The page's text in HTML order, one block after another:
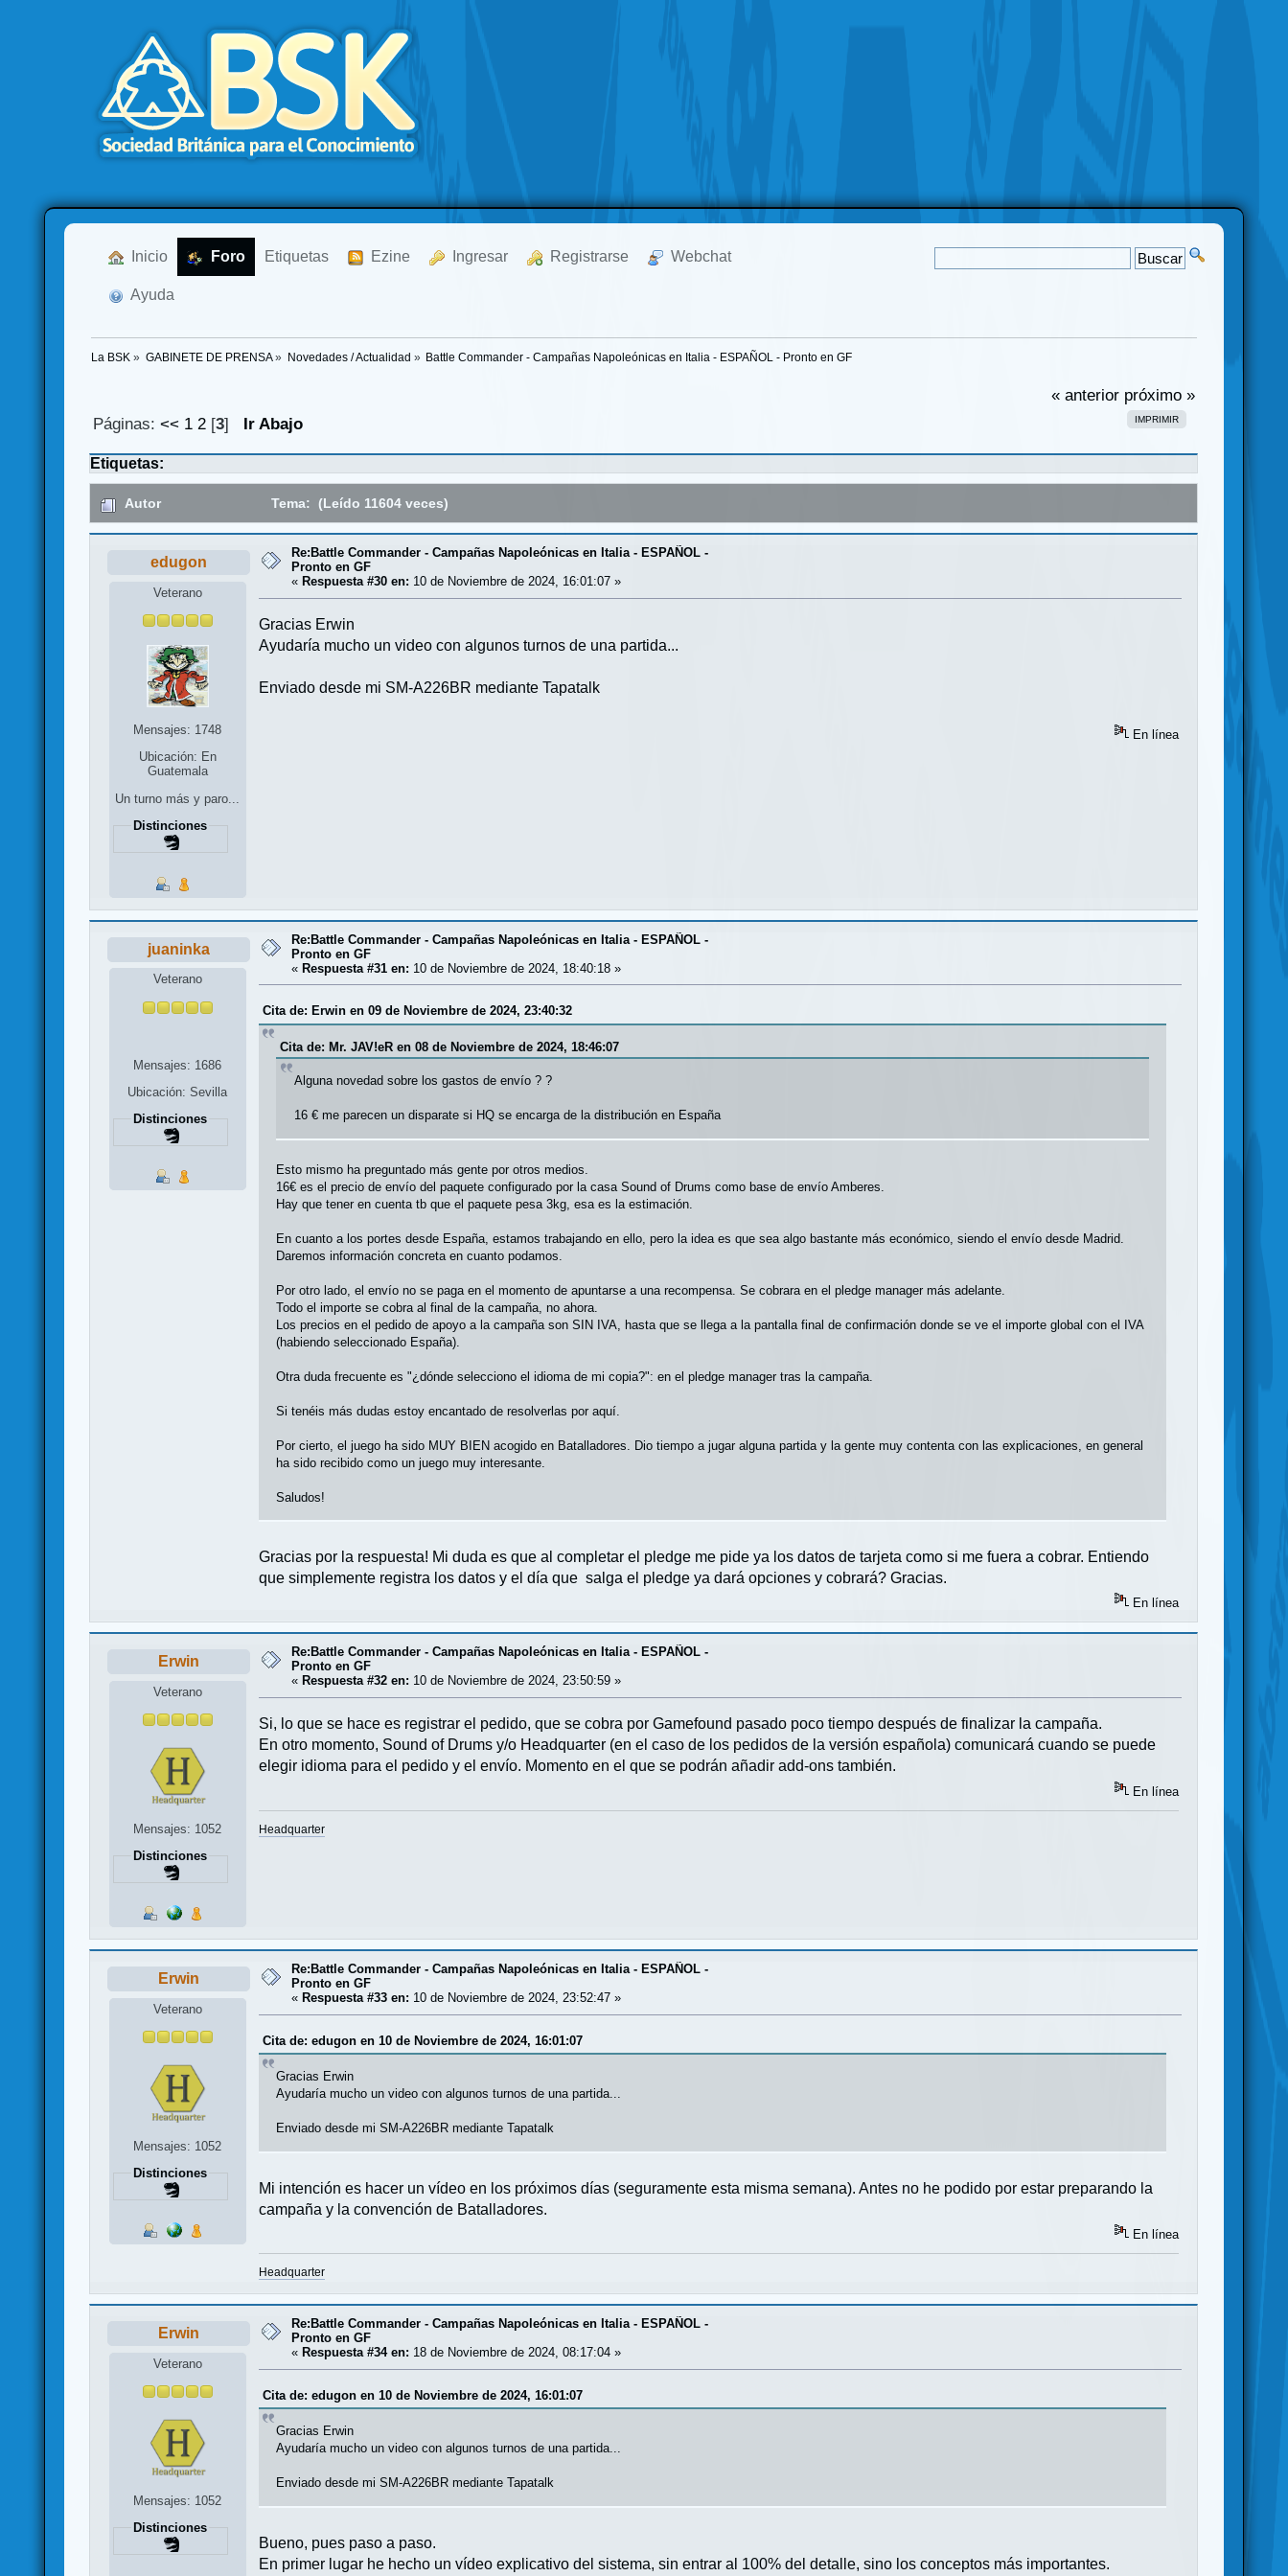
Inicio Foro Etiquetas Ezine Ingresar Registrarse Webchat
Ayuda
La BSK » GABINETE DE PRENSA» Novedades / Actualidad » Battle Commander - Campañas Napoleónicas en Italia - ESPAÑOL - Pronto en GF
« anterior próximo »
IMPRIMIR
Páginas: << 1 2[3] Ir Abajo
Etiquetas:
Autor Tema: (Leído 11604 veces)
edugon
Veterano
Mensajes: 1748
Ubicación: En
Guatemala
Un turno más y paro...
Distinciones
Re:Battle Commander - Campañas Napoleónicas en Italia - ESPAÑOL -
Pronto en GF
« Respuesta #30 en: 10 de Noviembre de 2024, 16:01:07 »
Gracias Erwin
Ayudaría mucho un video con algunos turnos de una partida...
Enviado desde mi SM-A226BR mediante Tapatalk
En línea
juaninka
Veterano
Mensajes: 1686
Ubicación: Sevilla
Distinciones
Re:Battle Commander - Campañas Napoleónicas en Italia - ESPAÑOL -
Pronto en GF
«Respuesta #31 en: 10 de Noviembre de 2024, 18:40:18 »
Cita de: Erwin en 09 de Noviembre de 2024, 23:40:32
Cita de: Mr. JAV!eR en 08 de Noviembre de 2024, 18:46:07
Alguna novedad sobre los gastos de envío ? ?
16 € me parecen un disparate si HQ se encarga de la distribución en España
Esto mismo ha preguntado más gente por otros medios.
16€ es el precio de envío del paquete configurado por la casa Sound of Drums como base de envío Amberes.
Hay que tener en cuenta tb que el paquete pesa 3kg, esa es la estimación.
En cuanto a los portes desde España, estamos trabajando en ello, pero la idea es que sea algo bastante más económico, siendo el envío desde Madrid.
Daremos información concreta en cuanto podamos.
Por otro lado, el envío no se paga en el momento de apuntarse a una recompensa. Se cobrara en el pledge manager más adelante.
Todo el importe se cobra al final de la campaña, no ahora.
Los precios en el pedido de apoyo a la campaña son SIN IVA, hasta que se llega a la pantalla final de confirmación donde se ve el importe global con el IVA
(habiendo seleccionado España).
Otra duda frecuente es "¿dónde selecciono el idioma de mi copia?": en el pledge manager tras la campaña.
Si tenéis más dudas estoy encantado de resolverlas por aquí.
Por cierto, el juego ha sido MUY BIEN acogido en Batalladores. Dio tiempo a jugar alguna partida y la gente muy contenta con las explicaciones, en general
ha sido recibido como un juego muy interesante.
Saludos!
Gracias por la respuesta! Mi duda es que al completar el pledge me pide ya los datos de tarjeta como si me fuera a cobrar. Entiendo
que simplemente registra los datos y el día que salga el pledge ya dará opciones y cobrará? Gracias.
En línea
Erwin
Veterano
Mensajes: 1052
Distinciones
Re:Battle Commander - Campañas Napoleónicas en Italia - ESPAÑOL -
Pronto en GF
« Respuesta #32 en: 10 de Noviembre de 2024, 23:50:59 »
Si, lo que se hace es registrar el pedido, que se cobra por Gamefound pasado poco tiempo después de finalizar la campaña.
En otro momento, Sound of Drums y/o Headquarter (en el caso de los pedidos de la versión española) comunicará cuando se puede
elegir idioma para el pedido y el envío. Momento en el que se podrán añadir add-ons también.
En línea
Headquarter
Erwin
Veterano
Mensajes: 1052
Distinciones
Re:Battle Commander - Campañas Napoleónicas en Italia - ESPAÑOL -
Pronto en GF
« Respuesta #33 en: 10 de Noviembre de 2024, 23:52:47 »
Cita de: edugon en 10 de Noviembre de 2024, 16:01:07
Gracias Erwin
Ayudaría mucho un video con algunos turnos de una partida...
Enviado desde mi SM-A226BR mediante Tapatalk
Mi intención es hacer un vídeo en los próximos días (seguramente esta misma semana). Antes no he podido por estar preparando la
campaña y la convención de Batalladores.
En línea
Headquarter
Erwin
Veterano
Mensajes: 1052
Distinciones
Re:Battle Commander - Campañas Napoleónicas en Italia - ESPAÑOL -
Pronto en GF
« Respuesta #34 en: 18 de Noviembre de 2024, 08:17:04 »
Cita de: edugon en 10 de Noviembre de 2024, 16:01:07
Gracias Erwin
Ayudaría mucho un video con algunos turnos de una partida...
Enviado desde mi SM-A226BR mediante Tapatalk
Bueno, pues paso a paso.
En primer lugar he hecho un vídeo explicativo del sistema, sin entrar al 100% del detalle, sino los conceptos más importantes.